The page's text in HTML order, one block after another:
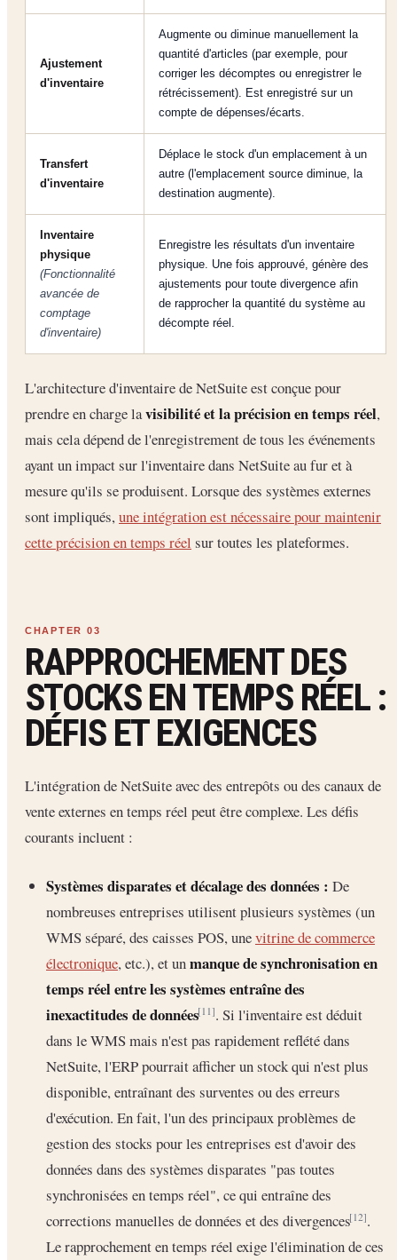
Ajustement
d'inventaire
Augmente ou diminue manuellement la
quantité d'articles (par exemple, pour
corriger les décomptes ou enregistrer le
rétrécissement). Est enregistré sur un
compte de dépenses/écarts.
Transfert
d'inventaire
Déplace le stock d'un emplacement à un
autre (l'emplacement source diminue, la
destination augmente).
Inventaire
physique
(Fonctionnalité
avancée de
comptage
d'inventaire)
Enregistre les résultats d'un inventaire
physique. Une fois approuvé, génère des
ajustements pour toute divergence afin
de rapprocher la quantité du système au
décompte réel.
L'architecture d'inventaire de NetSuite est conçue pour
prendre en charge lavisibilité et la précision en temps réel,
mais cela dépend de l'enregistrement de tous les événements
ayant un impact sur l'inventaire dans NetSuite au fur et à
mesure qu'ils se produisent. Lorsque des systèmes externes
sont impliqués,une intégration est nécessaire pour maintenir
cette précision en temps réel sur toutes les plateformes.
RAPPROCHEMENT DES
STOCKS EN TEMPS RÉEL :
DÉFIS ET EXIGENCES
L'intégration de NetSuite avec des entrepôts ou des canaux de
vente externes en temps réel peut être complexe. Les défis
courants incluent :
Systèmes disparates et décalage des données : De
nombreuses entreprises utilisent plusieurs systèmes (un
WMS séparé, des caisses POS, unevitrine de commerce
électronique, etc.), et unmanque de synchronisation en
temps réel entre les systèmes entraîne des
inexactitudes de données[11]. Si l'inventaire est déduit
dans le WMS mais n'est pas rapidement reflété dans
NetSuite, l'ERP pourrait afficher un stock qui n'est plus
disponible, entraînant des surventes ou des erreurs
d'exécution. En fait, l'un des principaux problèmes de
gestion des stocks pour les entreprises est d'avoir des
données dans des systèmes disparates "pas toutes
synchronisées en temps réel", ce qui entraîne des
corrections manuelles de données et des divergences[12].
Le rapprochement en temps réel exige l'élimination de ces